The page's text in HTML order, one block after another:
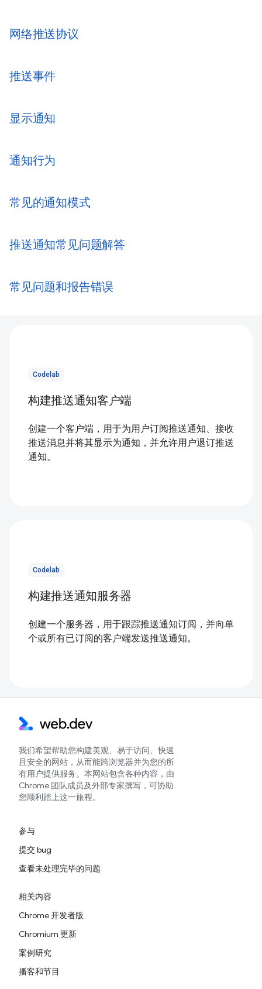
网络推送协议
推送事件
显示通知
通知行为
常见的通知模式
推送通知常见问题解答
常见问题和报告错误
Codelab
构建推送通知客户端
创建一个客户端，用于为用户订阅推送通知、接收
推送消息并将其显示为通知，并允许用户退订推送
通知。
Codelab
构建推送通知服务器
创建一个服务器，用于跟踪推送通知订阅，并向单
个或所有已订阅的客户端发送推送通知。
我们希望帮助您构建美观、易于访问、快速
且安全的网站，从而能跨浏览器并为您的所
有用户提供服务。本网站包含各种内容，由
Chrome 团队成员及外部专家撰写，可协助
您顺利踏上这一旅程。
参与
提交 bug
查看未处理完毕的问题
相关内容
Chrome 开发者版
Chromium 更新
案例研究
播客和节目